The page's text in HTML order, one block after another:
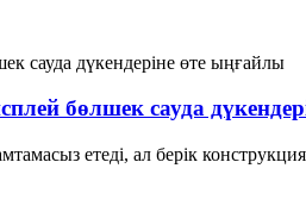
бөлшек сауда
етеді, ал берік